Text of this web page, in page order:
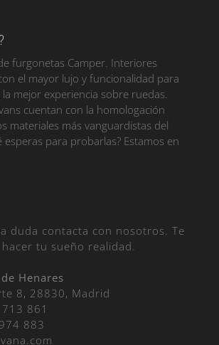
furgonetas Camper. Interiores
el mayor lujo y funcionalidad para
mejor experiencia sobre ruedas.
cuentan con la homologación
materiales más vanguardistas del
esperas para probarlas? Estamos en
duda contacta con nosotros. Te
tu sueño realidad.
Henares
8, 28830, Madrid
861
883